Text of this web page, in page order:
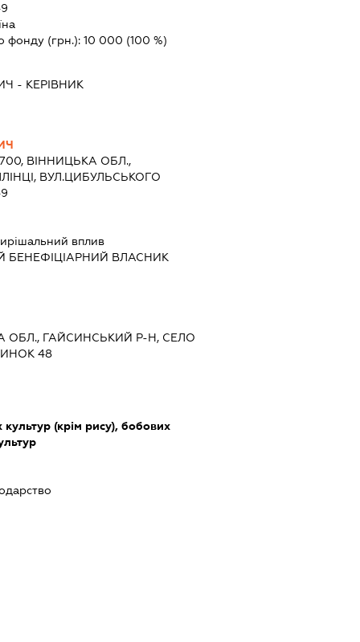
фонду (грн.): 10 000 (100 %)
- КЕРІВНИК
ВІННИЦЬКА ОБЛ.,
ВУЛ.ЦИБУЛЬСЬКОГО
вплив
БЕНЕФІЦІАРНИЙ ВЛАСНИК
ОБЛ., ГАЙСИНСЬКИЙ Р-Н, СЕЛО
48
(крім рису), бобових